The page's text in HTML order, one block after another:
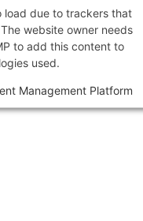
load due to trackers that
website owner needs
to add this content to
used.
Management Platform